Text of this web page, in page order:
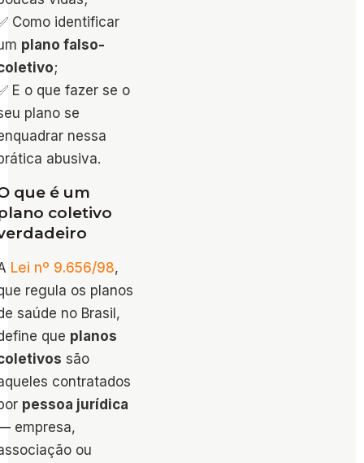
Como identificar
plano falso-
;
E o que fazer se o
plano se
nessa
abusiva.
que é um
coletivo
Lei nº 9.656/98,
regula os planos
saúde no Brasil,
que planos
são
contratados
pessoa jurídica
empresa,
ou